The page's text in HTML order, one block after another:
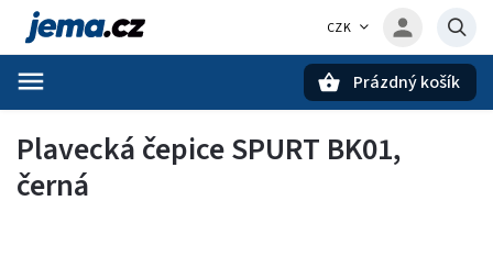
CZK
Prázdný košík
Plavecká čepice SPURT BK01,
černá